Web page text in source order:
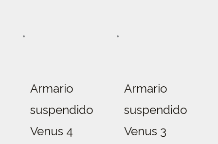
Armario
suspendido
Venus 4
Armario
suspendido
Venus 3